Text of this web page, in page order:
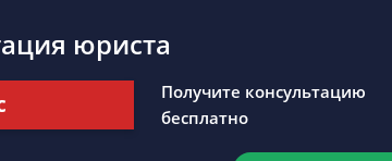
юриста
Получите консультацию
бесплатно